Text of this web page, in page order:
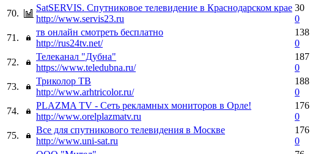
70.
SatSERVIS. Спутниковое телевидение в Краснодарском крае
http://www.servis23.ru
30
0
71.
тв онлайн смотреть бесплатно
http://rus24tv.net/
138
0
72.
Телеканал "Дубна"
https://www.teledubna.ru/
187
0
73.
Триколор ТВ
http://www.arhtricolor.ru/
188
0
74.
PLAZMA TV - Сеть рекламных мониторов в Орле!
http://www.orelplazmatv.ru
176
0
75.
Все для спутникового телевидения в Москве
http://www.uni-sat.ru
176
0